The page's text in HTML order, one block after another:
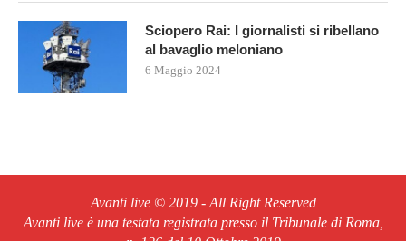
Sciopero Rai: I giornalisti si ribellano
al bavaglio meloniano
6 Maggio 2024
Avanti live © 2019 - All Right Reserved
Avanti live è una testata registrata presso il Tribunale di Roma,